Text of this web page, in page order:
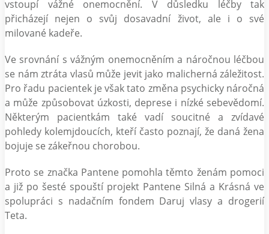
vstoupí vážné onemocnění. V důsledku léčby tak
přicházejí nejen o svůj dosavadní život, ale i o své
milované kadeře.
Ve srovnání s vážným onemocněním a náročnou léčbou
se nám ztráta vlasů může jevit jako malicherná záležitost.
Pro řadu pacientek je však tato změna psychicky náročná
a může způsobovat úzkosti, deprese i nízké sebevědomí.
Některým pacientkám také vadí soucitné a zvídavé
pohledy kolemjdoucích, kteří často poznají, že daná žena
bojuje se zákeřnou chorobou.
Proto se značka Pantene pomohla těmto ženám pomoci
a již po šesté spouští projekt Pantene Silná a Krásná ve
spolupráci s nadačním fondem Daruj vlasy a drogerií
Teta.